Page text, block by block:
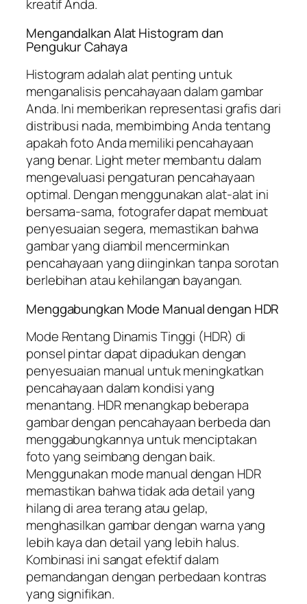
kreatif Anda.
Mengandalkan Alat Histogram dan
Pengukur Cahaya
Histogram adalah alat penting untuk
menganalisis pencahayaan dalam gambar
Anda. Ini memberikan representasi grafis dari
distribusi nada, membimbing Anda tentang
apakah foto Anda memiliki pencahayaan
yang benar. Light meter membantu dalam
mengevaluasi pengaturan pencahayaan
optimal. Dengan menggunakan alat-alat ini
bersama-sama, fotografer dapat membuat
penyesuaian segera, memastikan bahwa
gambar yang diambil mencerminkan
pencahayaan yang diinginkan tanpa sorotan
berlebihan atau kehilangan bayangan.
Menggabungkan Mode Manual dengan HDR
Mode Rentang Dinamis Tinggi (HDR) di
ponsel pintar dapat dipadukan dengan
penyesuaian manual untuk meningkatkan
pencahayaan dalam kondisi yang
menantang. HDR menangkap beberapa
gambar dengan pencahayaan berbeda dan
menggabungkannya untuk menciptakan
foto yang seimbang dengan baik.
Menggunakan mode manual dengan HDR
memastikan bahwa tidak ada detail yang
hilang di area terang atau gelap,
menghasilkan gambar dengan warna yang
lebih kaya dan detail yang lebih halus.
Kombinasi ini sangat efektif dalam
pemandangan dengan perbedaan kontras
yang signifikan.